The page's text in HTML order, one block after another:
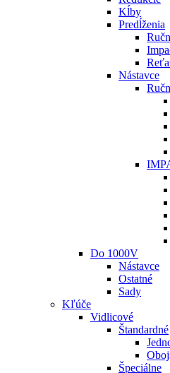
Kĺby
Predĺženia
Nástavce
Do 1000V
Nástavce
Ostatné
Sady
Kľúče
Vidlicové
Štandardné
Špeciálne